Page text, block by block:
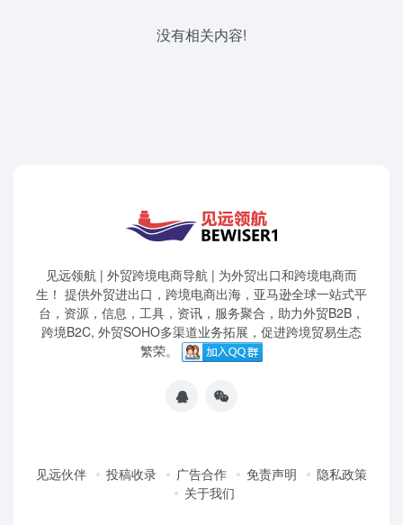
没有相关内容!
见远领航 | 外贸跨境电商导航 | 为外贸出口和跨境电商而
生！ 提供外贸进出口，跨境电商出海，亚马逊全球一站式平
台，资源，信息，工具，资讯，服务聚合，助力外贸B2B，
跨境B2C, 外贸SOHO多渠道业务拓展，促进跨境贸易生态
繁荣。
见远伙伴 投稿收录 广告合作 免责声明
隐私政策
关于我们